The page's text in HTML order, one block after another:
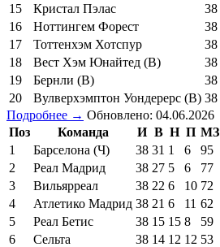
15
Кристал Пэлас 38
16
Ноттингем Форест 38
17
Тоттенхэм Хотспур 38
18
Вест Хэм Юнайтед (В) 38
19
Бернли (В) 38
20
Вулверхэмптон Уондерерс (В) 38
Подробнее → Обновлено: 04.06.2026
Поз
Команда И В Н П МЗ
1
Барселона (Ч) 38 31 1 6 95
2
Реал Мадрид 38 27 5 6 77
3
Вильярреал 38 22 6 10 72
4
Атлетико Мадрид 38 21 6 11 62
5
Реал Бетис 38 15 15 8 59
6
Сельта 38 14 12 12 53